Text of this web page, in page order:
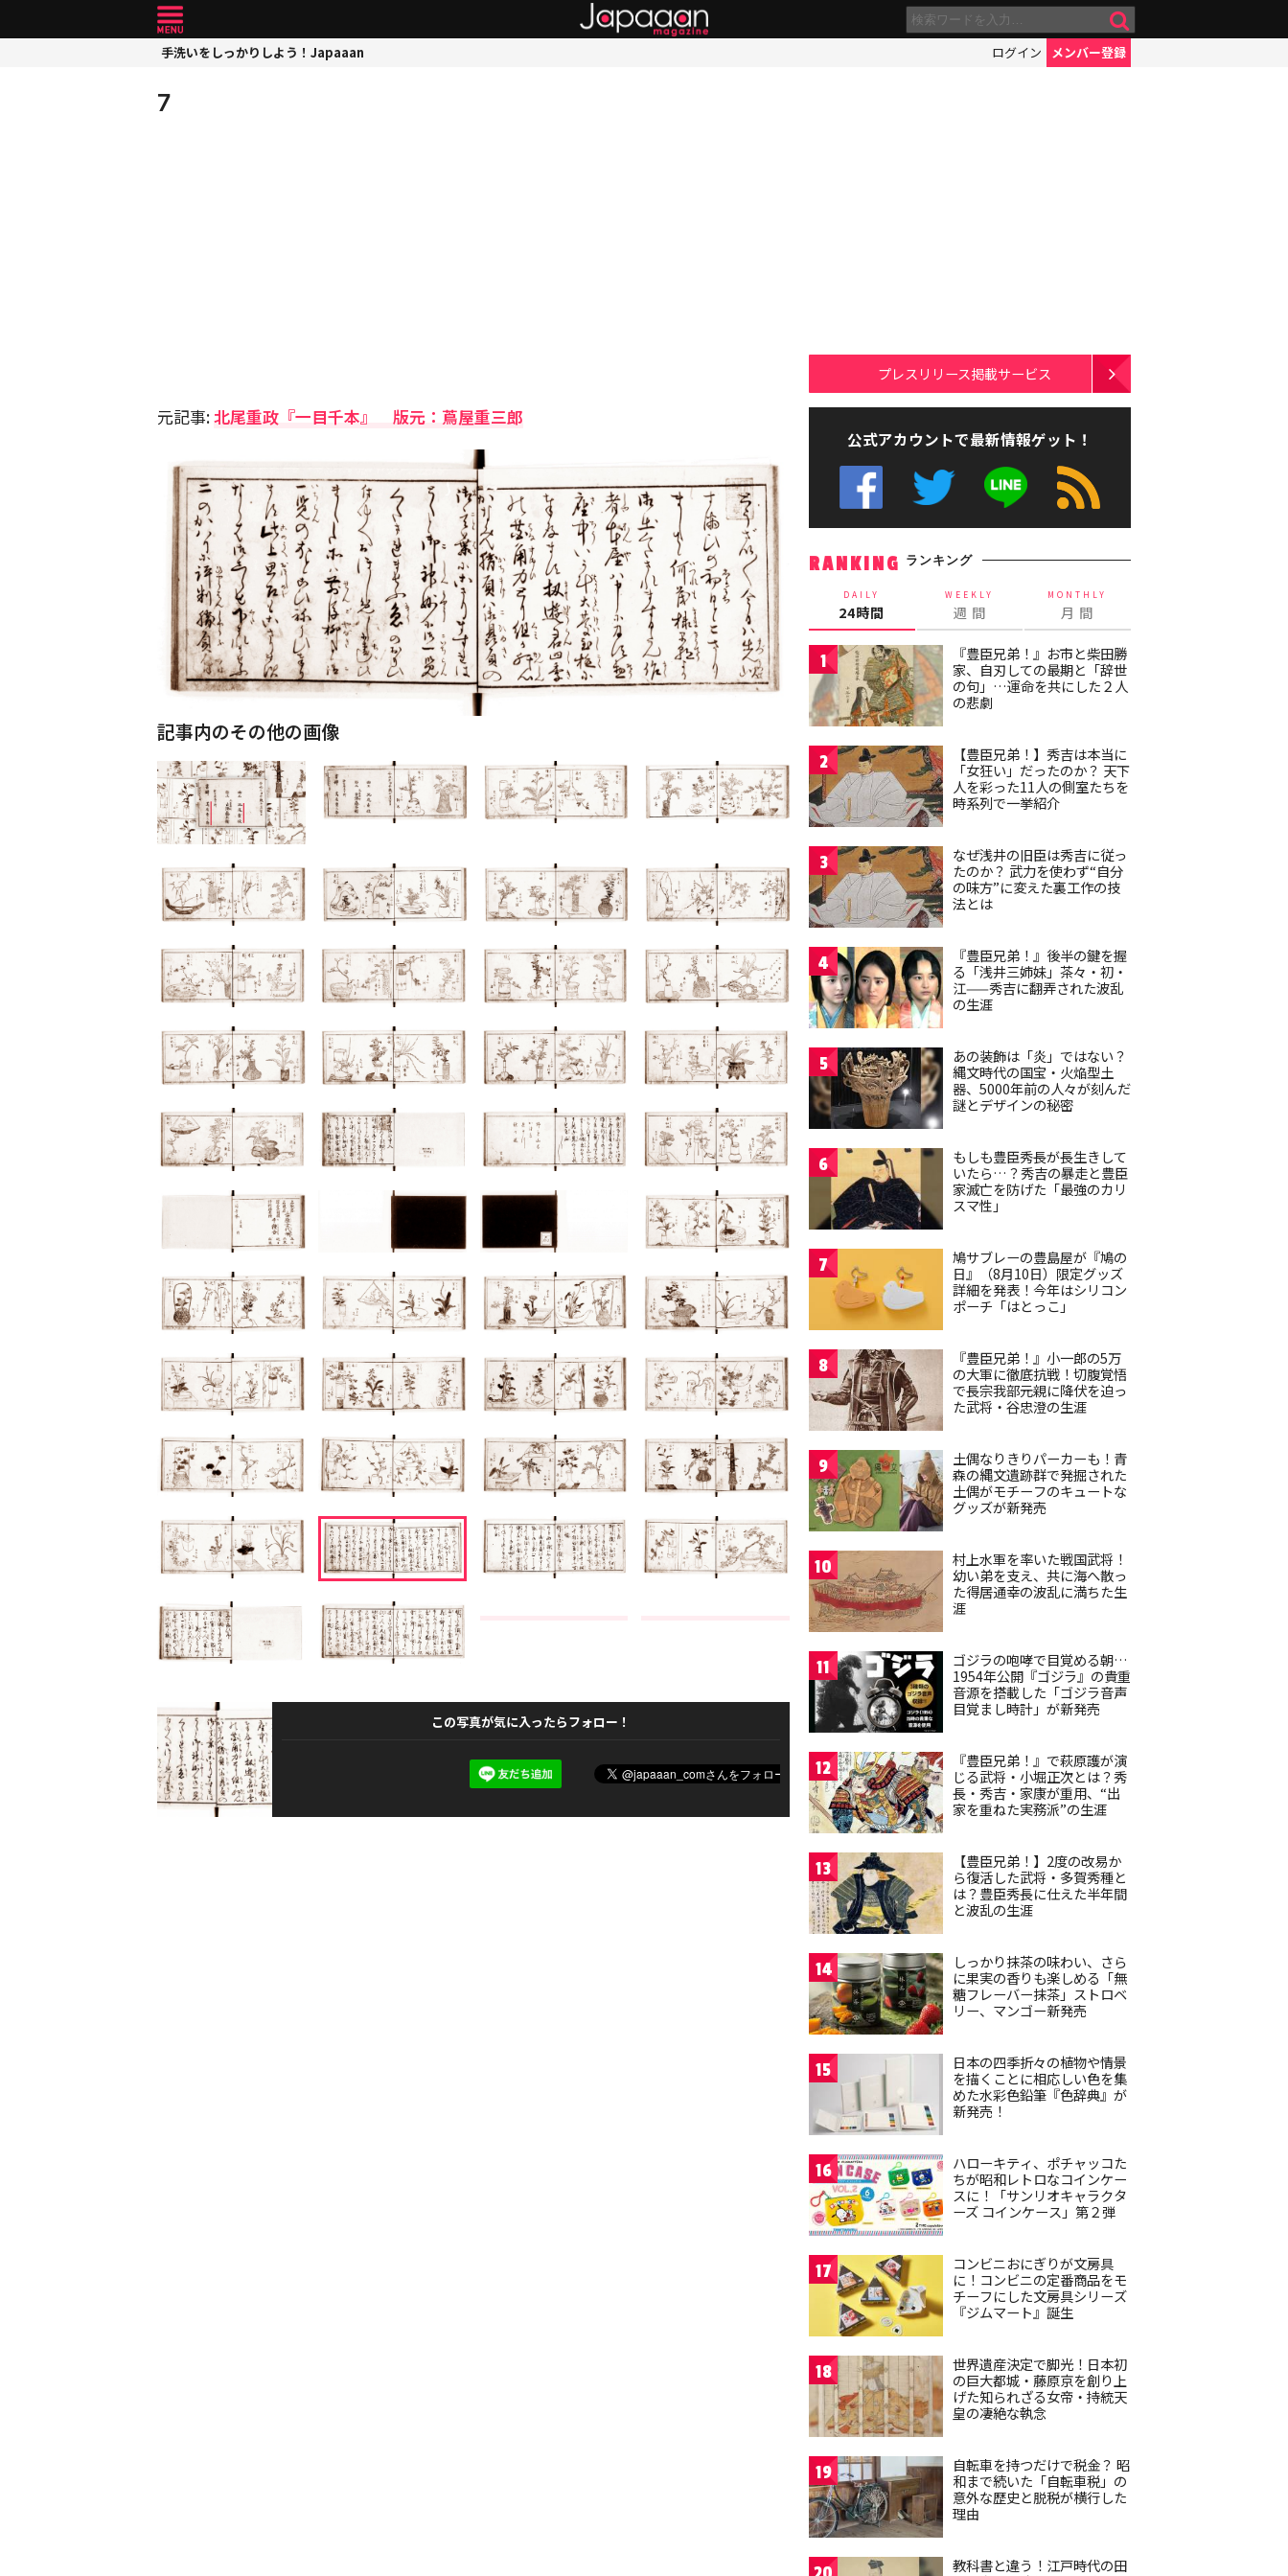
手洗いをしっかりしよう！Japaaan ログイン メンバー登録
7
元記事:北尾重政『一目千本』 版元：蔦屋重三郎
記事内のその他の画像
この写真が気に入ったらフォロー！
プレスリリース掲載サービス
公式アカウントで最新情報ゲット！
RANKING ランキング
DAILY
24時間
WEEKLY
週 間
MONTHLY
月 間
1
『豊臣兄弟！』お市と柴田勝
家、自刃しての最期と「辞世
の句」…運命を共にした２人
の悲劇
2
【豊臣兄弟！】秀吉は本当に
「女狂い」だったのか？ 天下
人を彩った11人の側室たちを
時系列で一挙紹介
3
なぜ浅井の旧臣は秀吉に従っ
たのか？ 武力を使わず“自分
の味方”に変えた裏工作の技
法とは
4
『豊臣兄弟！』後半の鍵を握
る「浅井三姉妹」茶々・初・
江——秀吉に翻弄された波乱
の生涯
5
あの装飾は「炎」ではない？
縄文時代の国宝・火焔型土
器、5000年前の人々が刻んだ
謎とデザインの秘密
6
もしも豊臣秀長が長生きして
いたら…？秀吉の暴走と豊臣
家滅亡を防げた「最強のカリ
スマ性」
7
鳩サブレーの豊島屋が『鳩の
日』（8月10日）限定グッズ
詳細を発表！今年はシリコン
ポーチ「はとっこ」
8
『豊臣兄弟！』小一郎の5万
の大軍に徹底抗戦！切腹覚悟
で長宗我部元親に降伏を迫っ
た武将・谷忠澄の生涯
9
土偶なりきりパーカーも！青
森の縄文遺跡群で発掘された
土偶がモチーフのキュートな
グッズが新発売
10
村上水軍を率いた戦国武将！
幼い弟を支え、共に海へ散っ
た得居通幸の波乱に満ちた生
涯
11
ゴジラの咆哮で目覚める朝…
1954年公開『ゴジラ』の貴重
音源を搭載した「ゴジラ音声
目覚まし時計」が新発売
12
『豊臣兄弟！』で萩原護が演
じる武将・小堀正次とは？秀
長・秀吉・家康が重用、“出
家を重ねた実務派”の生涯
13
【豊臣兄弟！】2度の改易か
ら復活した武将・多賀秀種と
は？豊臣秀長に仕えた半年間
と波乱の生涯
14
しっかり抹茶の味わい、さら
に果実の香りも楽しめる「無
糖フレーバー抹茶」ストロベ
リー、マンゴー新発売
15
日本の四季折々の植物や情景
を描くことに相応しい色を集
めた水彩色鉛筆『色辞典』が
新発売！
16
ハローキティ、ポチャッコた
ちが昭和レトロなコインケー
スに！「サンリオキャラクタ
ーズ コインケース」第２弾
17
コンビニおにぎりが文房具
に！コンビニの定番商品をモ
チーフにした文房具シリーズ
『ジムマート』誕生
18
世界遺産決定で脚光！日本初
の巨大都城・藤原京を創り上
げた知られざる女帝・持統天
皇の凄絶な執念
19
自転車を持つだけで税金？ 昭
和まで続いた「自転車税」の
意外な歴史と脱税が横行した
理由
教科書と違う！江戸時代の田